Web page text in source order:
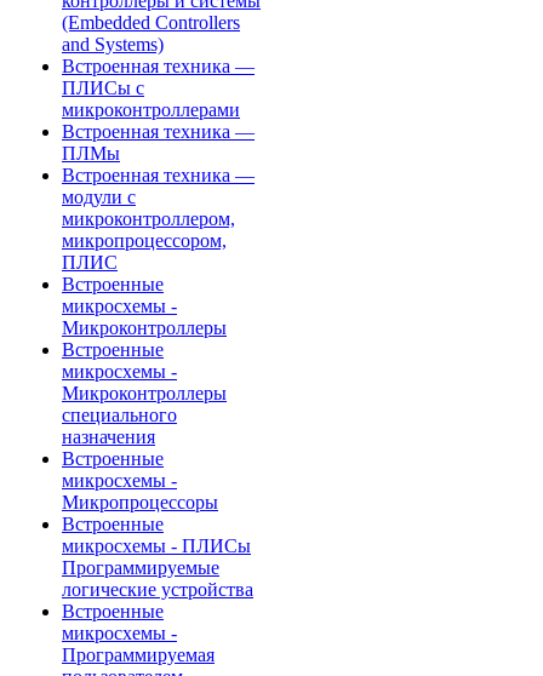
(Embedded Controllers
and Systems)
Встроенная техника —
ПЛИСы с
микроконтроллерами
Встроенная техника —
ПЛМы
Встроенная техника —
модули с
микроконтроллером,
микропроцессором,
ПЛИС
Встроенные
микросхемы -
Микроконтроллеры
Встроенные
микросхемы -
Микроконтроллеры
специального
назначения
Встроенные
микросхемы -
Микропроцессоры
Встроенные
микросхемы - ПЛИСы
Программируемые
логические устройства
Встроенные
микросхемы -
Программируемая